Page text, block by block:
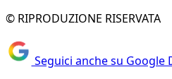
© RIPRODUZIONE RISERVATA
Seguici anche su Google